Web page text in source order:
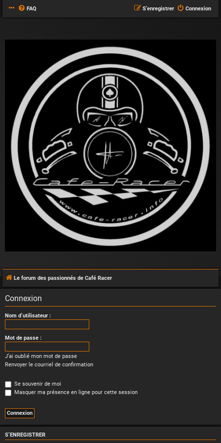
FAQ Connexion
S’enregistrer
Le forum des passionnés de Café Racer
Connexion
Nom d’utilisateur :
Mot de passe :
J’ai oublié mon mot de passe
Renvoyer le courriel de confirmation
Se souvenir de moi
Masquer ma présence en ligne pour cette session
S’ENREGISTRER